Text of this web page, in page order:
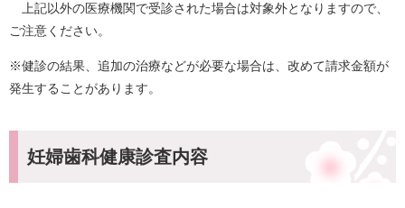
上記以外の医療機関で受診された場合は対象外となりますので、
ご注意ください。
※健診の結果、追加の治療などが必要な場合は、改めて請求金額が
発生することがあります。
妊婦歯科健康診査内容